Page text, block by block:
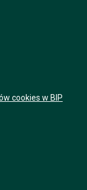
cookies w BIP